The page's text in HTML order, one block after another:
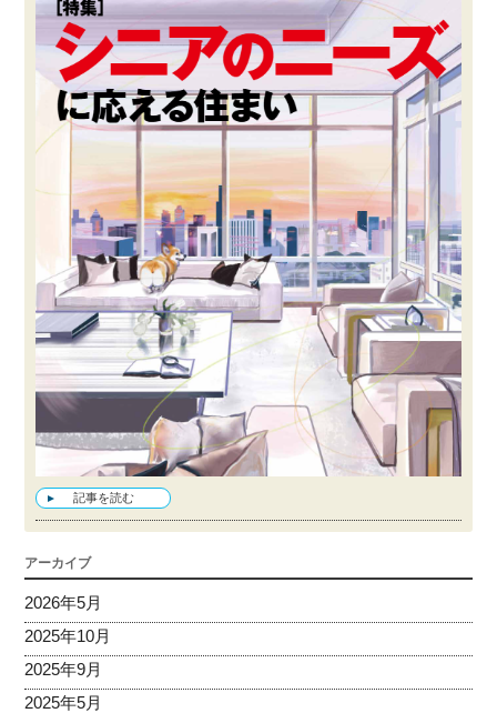
記事を読む
アーカイブ
2026年5月
2025年10月
2025年9月
2025年5月